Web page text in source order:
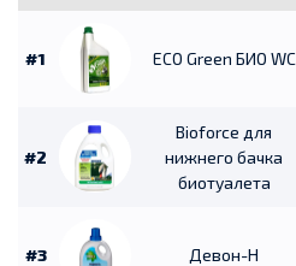
#1 ECO Green БИО WC
#2
Bioforce для
нижнего бачка
биотуалета
#3 Девон-Н